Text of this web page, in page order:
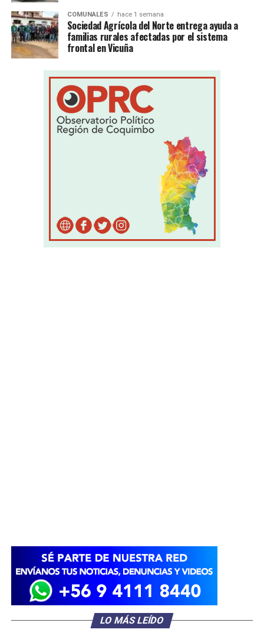
COMUNALES hace 1 semana
Sociedad Agrícola del Norte entrega ayuda a
familias rurales afectadas por el sistema
frontal en Vicuña
LO MÁS LEÍDO